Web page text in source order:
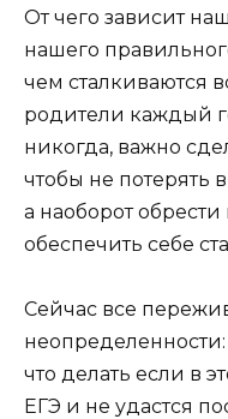
От чего зависит
нашего
чем сталкиваются
родители каждый
никогда, важно
чтобы не потерять
а наоборот
обеспечить себе
Сейчас все
неопределенности:
что делать если в
ЕГЭ и не удастся